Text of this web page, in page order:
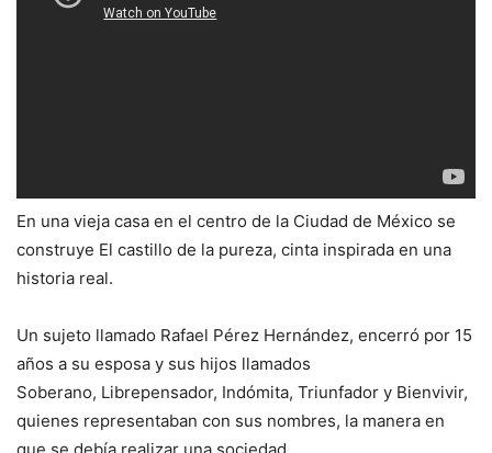
En una vieja casa en el centro de la Ciudad de México se
construye El castillo de la pureza, cinta inspirada en una
historia real.
Un sujeto llamado Rafael Pérez Hernández, encerró por 15
años a su esposa y sus hijos llamados
Soberano, Librepensador, Indómita, Triunfador y Bienvivir,
quienes representaban con sus nombres, la manera en